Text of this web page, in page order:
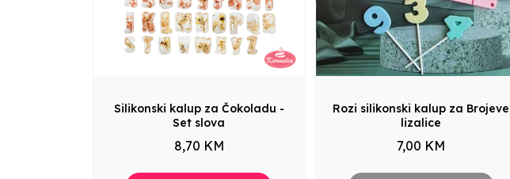
Silikonski kalup za Čokoladu -
Set slova
8,70 KM
Rozi silikonski kalup za Brojeve
lizalice
7,00 KM